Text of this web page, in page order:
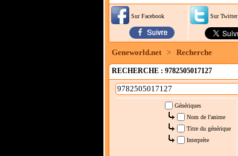
Sur Facebook Sur Twitter
Geneworld.net > Recherche
RECHERCHE : 9782505017127
Génériques
Nom de l'anime
Titre du générique
Interprète